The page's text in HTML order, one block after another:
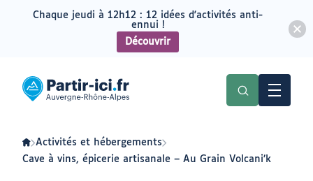
menu
contenu
Partir
ici
en
Auvergne-
Rhône-
Activités et hébergements
Cave à vins, épicerie artisanale – Au Grain Volcani’k
Chaque jeudi à 12h12 : 12 idées d'activités anti-
ennui !
Découvrir